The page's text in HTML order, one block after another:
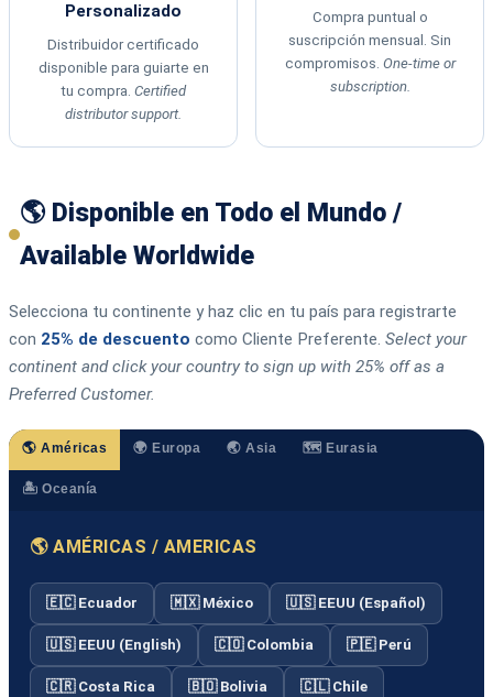
Personalizado
Distribuidor certificado
disponible para guiarte en
tu compra. Certified
distributor support.
Compra puntual o
suscripción mensual. Sin
compromisos. One-time or
subscription.
🌎 Disponible en Todo el Mundo /
Available Worldwide
Selecciona tu continente y haz clic en tu país para registrarte
con 25% de descuento como Cliente Preferente. Select your
continent and click your country to sign up with 25% off as a
Preferred Customer.
🌎 Américas 🌍 Europa 🌏 Asia 🗺️ Eurasia
🏝️ Oceanía
🌎 AMÉRICAS / AMERICAS
🇪🇨 Ecuador 🇲🇽 México 🇺🇸 EEUU (Español)
🇺🇸 EEUU (English) 🇨🇴 Colombia 🇵🇪 Perú
🇨🇷 Costa Rica 🇧🇴 Bolivia 🇨🇱 Chile